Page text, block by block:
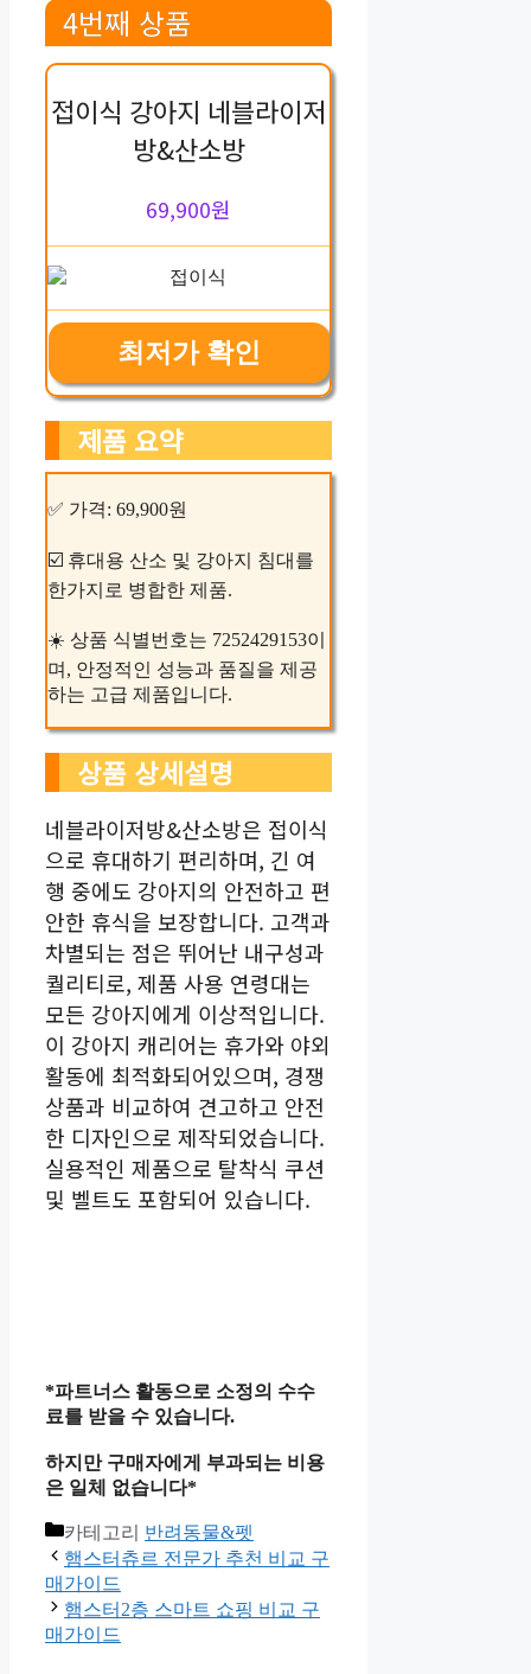
4번째 상품
접이식 강아지 네블라이저
방&산소방
69,900원
최저가 확인
제품 요약
✅ 가격: 69,900원
☑️ 휴대용 산소 및 강아지 침대를
한가지로 병합한 제품.
☀️ 상품 식별번호는 7252429153이
며, 안정적인 성능과 품질을 제공
하는 고급 제품입니다.
상품 상세설명
네블라이저방&산소방은 접이식
으로 휴대하기 편리하며, 긴 여
행 중에도 강아지의 안전하고 편
안한 휴식을 보장합니다. 고객과
차별되는 점은 뛰어난 내구성과
퀄리티로, 제품 사용 연령대는
모든 강아지에게 이상적입니다.
이 강아지 캐리어는 휴가와 야외
활동에 최적화되어있으며, 경쟁
상품과 비교하여 견고하고 안전
한 디자인으로 제작되었습니다.
실용적인 제품으로 탈착식 쿠션
및 벨트도 포함되어 있습니다.
*파트너스 활동으로 소정의 수수
료를 받을 수 있습니다.
하지만 구매자에게 부과되는 비용
은 일체 없습니다*
카테고리 반려동물&펫
햄스터츄르 전문가 추천 비교 구
매가이드
햄스터2층 스마트 쇼핑 비교 구
매가이드